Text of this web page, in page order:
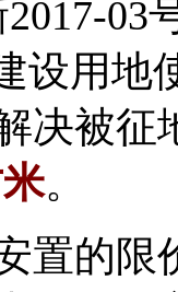
设用地
决被征
。
置的限